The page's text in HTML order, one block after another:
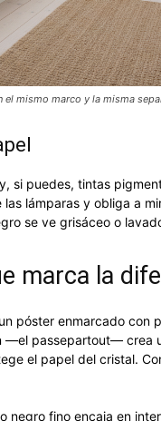
mismo marco y la misma
si puedes, tintas
lámparas y obliga a
se ve grisáceo o
marca la
póster enmarcado con
—el passepartout— crea
el papel del cristal.
negro fino encaja en